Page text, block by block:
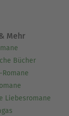
und
Zweig das
Mehr
Bücher
Romane
Liebesromane